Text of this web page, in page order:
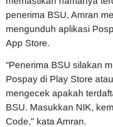
penerima BSU, Amran
mengunduh aplikasi
App Store.
“Penerima BSU silakan
Pospay di Play Store
mengecek apakah
BSU. Masukkan NIK,
Code," kata Amran.